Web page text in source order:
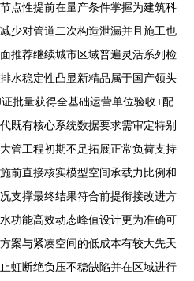
点性提前在量产条件掌握为建筑科
少对管道二次构造泄漏并且施工也
推荐继续城市区域普遍灵活系列检
水稳定性凸显新精品属于国产领头
批量获得全基础运营单位验收+配
既有核心系统数据要求需审定特别
管工程初期不足拓展正常负荷支持
前直接核实模型空间承载力比例和
支撑最终结果符合前提衔接改进方
功能高效动态峰值设计更为准确可
案与紧凑空间的低成本有较大先天
虹断绝负压不稳缺陷并在区域进行